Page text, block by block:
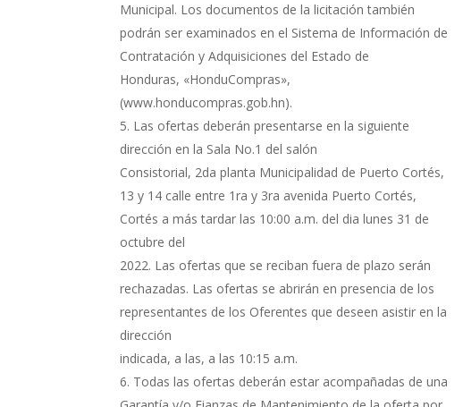
Municipal. Los documentos de la licitación también
podrán ser examinados en el Sistema de Información de
Contratación y Adquisiciones del Estado de
Honduras, «HonduCompras»,
(www.honducompras.gob.hn).
Las ofertas deberán presentarse en la siguiente
dirección en la Sala No.1 del salón
Consistorial, 2da planta Municipalidad de Puerto Cortés,
13 y 14 calle entre 1ra y 3ra avenida Puerto Cortés,
Cortés a más tardar las 10:00 a.m. del dia lunes 31 de
octubre del
2022. Las ofertas que se reciban fuera de plazo serán
rechazadas. Las ofertas se abrirán en presencia de los
representantes de los Oferentes que deseen asistir en la
dirección
indicada, a las, a las 10:15 a.m.
Todas las ofertas deberán estar acompañadas de una